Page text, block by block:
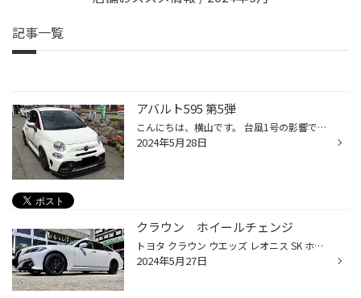
記事一覧
アバルト595 第5弾
こんにちは、横山です。 台風1号の影響で朝からかなりの大雨と強風の高知市、今からの本州の方に何も被害出ないこと願います。 さて先日取り付けさせて頂いた部品のご紹介です。 アバルト595を更なる進化を！ スリーハンドレットのフロント、サイド、リアとカーボンパーツの追加です。 フロントスプ...
2024年5月28日
クラウン ホイールチェンジ
トヨタ クラウン ウエッズ レオニス SK ホイールチェンジ！ タイヤは、NEW レグノGR-XⅢ 更にハンドリングと、グリップ力アップ！ 最強の組み合わせですね。ドライブが楽しくなります。
2024年5月27日